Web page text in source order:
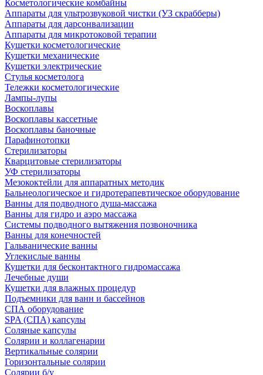
Косметологические комбайны
Аппараты для ультрозвуковой чистки (УЗ скрабберы)
Аппараты для дарсонвализации
Аппараты для микротоковой терапии
Кушетки косметологические
Кушетки механические
Кушетки электрические
Стулья косметолога
Тележки косметологические
Лампы-лупы
Воскоплавы
Воскоплавы кассетные
Воскоплавы баночные
Парафинотопки
Стерилизаторы
Кварцитовые стерилизаторы
УФ стерилизаторы
Мезококтейли для аппаратных методик
Бальнеологическое и гидротерапевтическое оборудование
Ванны для подводного душа-массажа
Ванны для гидро и аэро массажа
Системы подводного вытяжения позвоночника
Ванны для конечностей
Гальванические ванны
Углекислые ванны
Кушетки для бесконтактного гидромассажа
Лечебные души
Кушетки для влажных процедур
Подъемники для ванн и бассейнов
СПА оборудование
SPA (СПА) капсулы
Соляные капсулы
Солярии и коллагенарии
Вертикальные солярии
Горизонтальные солярии
Солярии б/у